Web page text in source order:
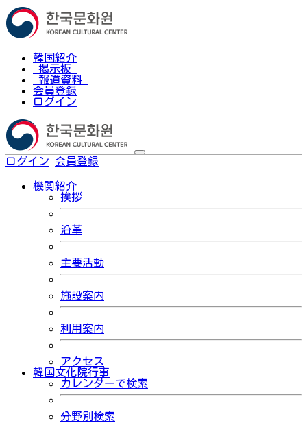
韓国紹介
掲示板
報道資料
会員登録
ログイン
ログイン 会員登録
機関紹介
挨拶
沿革
主要活動
施設案内
利用案内
アクセス
韓国文化院行事
カレンダーで検索
分野別検索